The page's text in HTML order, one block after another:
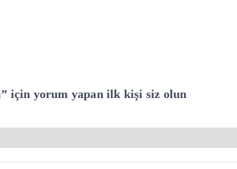
için yorum yapan ilk kişi siz olun